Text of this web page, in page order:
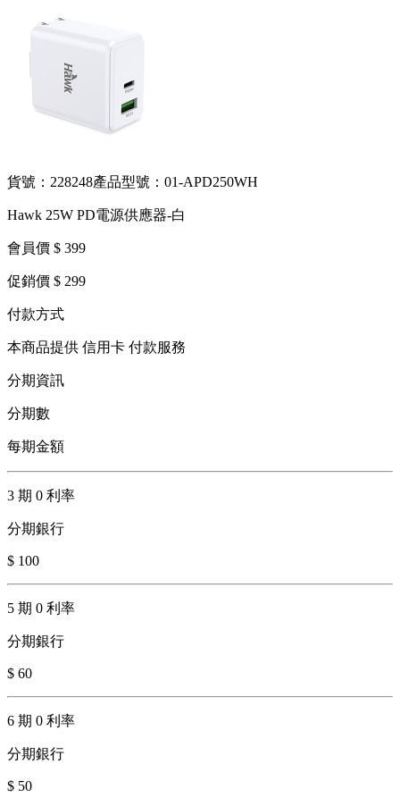
貨號：228248產品型號：01-APD250WH
Hawk 25W PD電源供應器-白
會員價 $ 399
促銷價 $ 299
付款方式
本商品提供 信用卡 付款服務
分期資訊
分期數
每期金額
3 期 0 利率
分期銀行
$ 100
5 期 0 利率
分期銀行
$ 60
6 期 0 利率
分期銀行
$ 50